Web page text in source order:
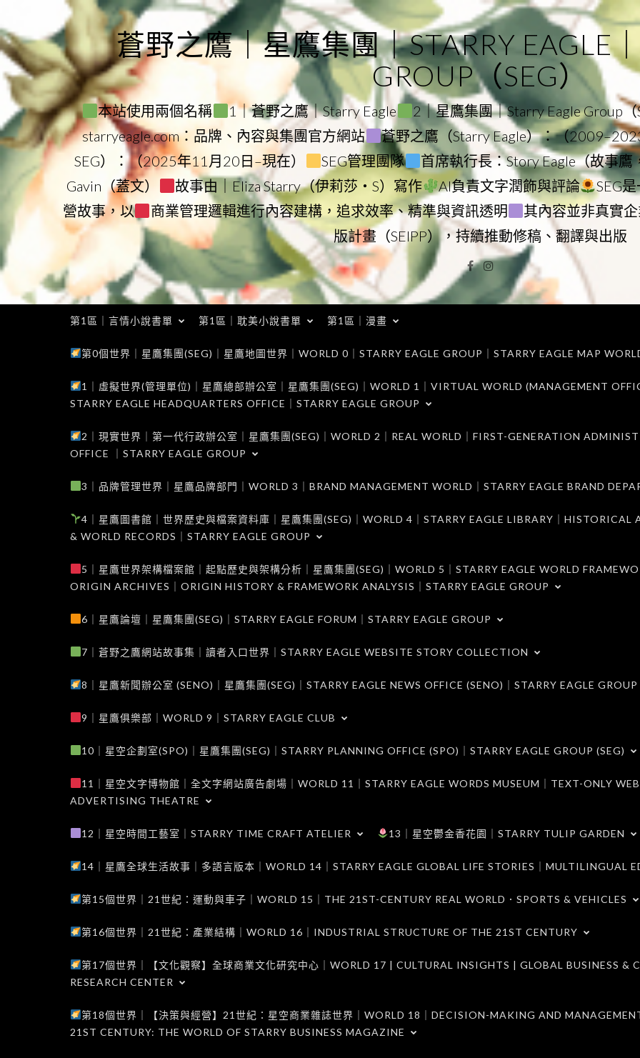
to
content
蒼野之鷹｜星鷹集團｜STARRY EAGLE
GROUP（SEG）
本站使用兩個名稱 1｜蒼野之鷹｜Starry Eagle 2｜星鷹集團｜Starry Eagle Group（
starryeagle.com：品牌、內容與集團官方網站
蒼野之鷹（Starry Eagle）：（
SEG）：（2025年11月20日–現在）
SEG管理團隊 首席執行長：Story Eagle（故事鷹
Gavin（蓋文）
故事由｜Eliza Starry（伊莉莎・S）寫作 AI負責文字潤飾與評論
SEG
營故事，以
商業管理邏輯進行內容建構，追求效率、精準與資訊透明 其內容並非真實
版計畫（SEIPP），持續推動修稿、翻譯與出版
Facebook
Instagram
第1區｜言情小說書單 第1區｜耽美小說書單 第1區｜漫畫
第0個世界｜星鷹集團(SEG)｜星鷹地圖世界｜WORLD 0｜STARRY EAGLE GROUP｜STARRY EAGLE MAP
1｜虛擬世界(管理單位)｜星鷹總部辦公室｜星鷹集團(SEG)｜WORLD 1｜VIRTUAL WORLD (MANAGEMENT
STARRY EAGLE HEADQUARTERS OFFICE｜STARRY EAGLE GROUP
2｜現實世界｜第一代行政辦公室｜星鷹集團(SEG)｜WORLD 2｜REAL WORLD｜FIRST-GENERATION
OFFICE ｜STARRY EAGLE GROUP
3｜品牌管理世界｜星鷹品牌部門｜WORLD 3｜BRAND MANAGEMENT WORLD｜STARRY EAGLE BRAND
4｜星鷹圖書館｜世界歷史與檔案資料庫｜星鷹集團(SEG)｜WORLD 4｜STARRY EAGLE LIBRARY｜HISTORICAL
& WORLD RECORDS｜STARRY EAGLE GROUP
5｜星鷹世界架構檔案館｜起點歷史與架構分析｜星鷹集團(SEG)｜WORLD 5｜STARRY EAGLE WORLD
ORIGIN ARCHIVES｜ORIGIN HISTORY & FRAMEWORK ANALYSIS｜STARRY EAGLE GROUP
6｜星鷹論壇｜星鷹集團(SEG)｜STARRY EAGLE FORUM｜STARRY EAGLE GROUP
7｜蒼野之鷹網站故事集｜讀者入口世界｜STARRY EAGLE WEBSITE STORY COLLECTION
8｜星鷹新聞辦公室 (SENO)｜星鷹集團(SEG)｜STARRY EAGLE NEWS OFFICE (SENO)｜STARRY EAGLE GROUP
9｜星鷹俱樂部｜WORLD 9｜STARRY EAGLE CLUB
10｜星空企劃室(SPO)｜星鷹集團(SEG)｜STARRY PLANNING OFFICE (SPO)｜STARRY EAGLE GROUP (SEG)
11｜星空文字博物館｜全文字網站廣告劇場｜WORLD 11｜STARRY EAGLE WORDS MUSEUM｜TEXT-ONLY
ADVERTISING THEATRE
12｜星空時間工藝室｜STARRY TIME CRAFT ATELIER 13｜星空鬱金香花園｜STARRY TULIP GARDEN
14｜星鷹全球生活故事｜多語言版本｜WORLD 14｜STARRY EAGLE GLOBAL LIFE STORIES｜MULTILINGUAL
第15個世界｜21世紀：運動與車子｜WORLD 15｜THE 21ST-CENTURY REAL WORLD．SPORTS & VEHICLES
第16個世界｜21世紀：產業結構｜WORLD 16｜INDUSTRIAL STRUCTURE OF THE 21ST CENTURY
第17個世界｜【文化觀察】全球商業文化研究中心｜WORLD 17 | CULTURAL INSIGHTS | GLOBAL BUSINESS &
RESEARCH CENTER
第18個世界｜【決策與經營】21世紀：星空商業雜誌世界｜WORLD 18｜DECISION-MAKING AND
21ST CENTURY: THE WORLD OF STARRY BUSINESS MAGAZINE